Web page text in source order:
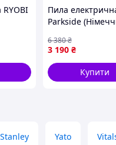
Пила
Parkside
шабельна по
Шаблева пила
Готово до
3 190 ₴
6 380₴
Купити
Stanley Yato